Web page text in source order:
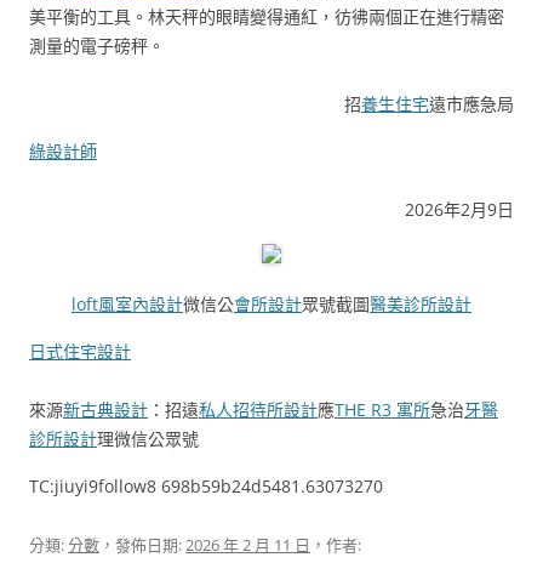
美平衡的工具。林天秤的眼睛變得通紅，彷彿兩個正在進行精密
測量的電子磅秤。
招養生住宅遠市應急局
綠設計師
2026年2月9日
loft風室內設計微信公會所設計眾號截圖醫美診所設計
日式住宅設計
來源新古典設計 ：招遠私人招待所設計應THE R3 寓所急治牙醫
診所設計理微信公眾號
TC:jiuyi9follow8 698b59b24d5481.63073270
分類:分數 ，發佈日期:2026 年 2 月 11 日 ，作者: